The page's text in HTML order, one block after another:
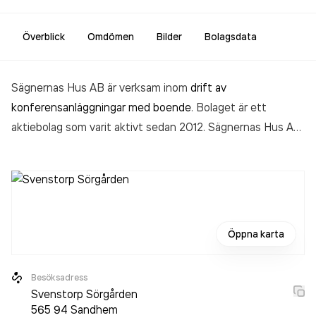
Överblick Omdömen Bilder Bolagsdata
Sägnernas Hus AB är verksam inom drift av
konferensanläggningar med boende. Bolaget är ett
aktiebolag som varit aktivt sedan 2012. Sägnernas Hus AB
Öppna karta
Besöksadress
Svenstorp Sörgården
565 94 Sandhem